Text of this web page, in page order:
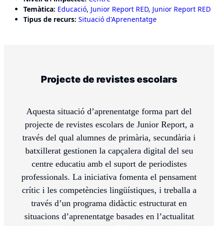
Temàtica: Educació, Junior Report RED, Junior Report RED
Tipus de recurs: Situació d'Aprenentatge
Projecte de revistes escolars
Aquesta situació d’aprenentatge forma part del
projecte de revistes escolars de Junior Report, a
través del qual alumnes de primària, secundària i
batxillerat gestionen la capçalera digital del seu
centre educatiu amb el suport de periodistes
professionals. La iniciativa fomenta el pensament
crític i les competències lingüístiques, i treballa a
través d’un programa didàctic estructurat en
situacions d’aprenentatge basades en l’actualitat